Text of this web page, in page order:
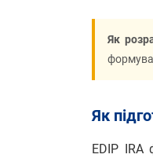
Як
Як
EDIP IRA